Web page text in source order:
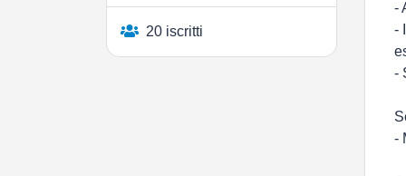
20 iscritti
-
-
-
-